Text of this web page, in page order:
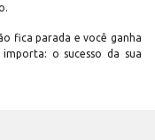
fica parada e você ganha
o sucesso da sua